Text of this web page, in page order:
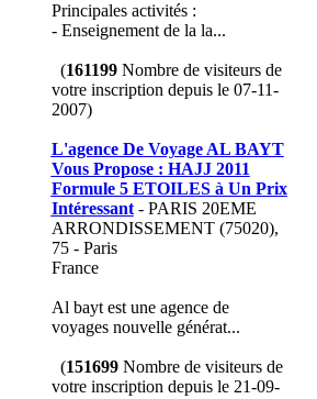
Principales activités :
- Enseignement de la la...
(161199Nombre de visiteurs de
votre inscription depuis le 07-11-
2007)
L'agence De Voyage AL BAYT
Vous Propose : HAJJ 2011
Formule 5 ETOILES à Un Prix
Intéressant- PARIS 20EME
ARRONDISSEMENT (75020),
75 - Paris
France
Al bayt est une agence de
voyages nouvelle générat...
(151699Nombre de visiteurs de
votre inscription depuis le 21-09-